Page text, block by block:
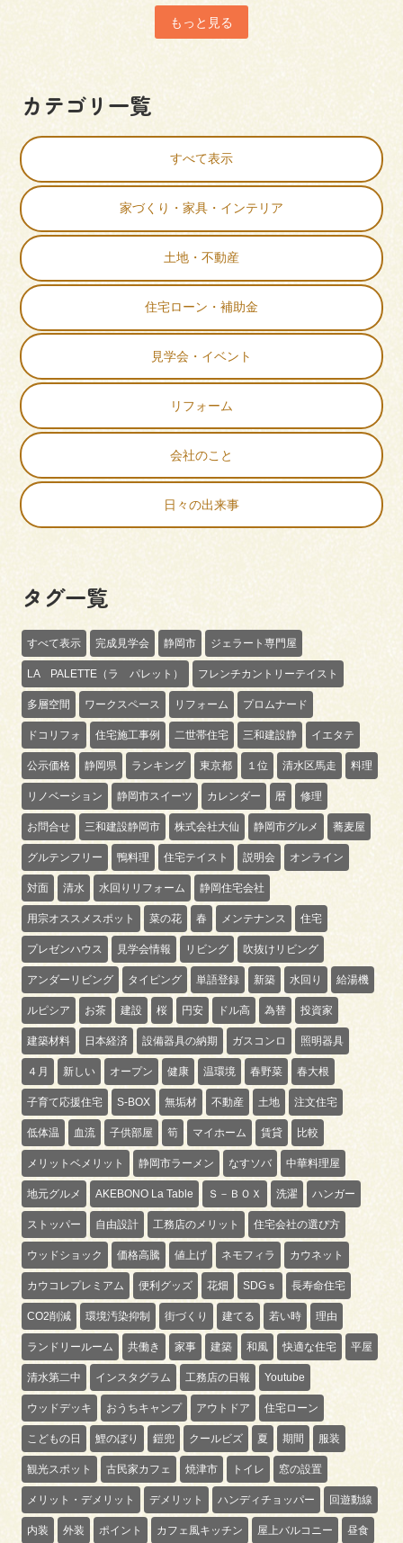
もっと見る
カテゴリ一覧
すべて表示
家づくり・家具・インテリア
土地・不動産
住宅ローン・補助金
見学会・イベント
リフォーム
会社のこと
日々の出来事
タグ一覧
すべて表示 完成見学会 静岡市 ジェラート専門屋
LA PALETTE（ラ パレット） フレンチカントリーテイスト
多層空間 ワークスペース リフォーム プロムナード
ドコリフォ 住宅施工事例 二世帯住宅 三和建設静 イエタテ
公示価格 静岡県 ランキング 東京都 １位 清水区馬走 料理
リノベーション 静岡市スイーツ カレンダー 暦 修理
お問合せ 三和建設静岡市 株式会社大仙 静岡市グルメ 蕎麦屋
グルテンフリー 鴨料理 住宅テイスト 説明会 オンライン
対面 清水 水回りリフォーム 静岡住宅会社
用宗オススメスポット 菜の花 春 メンテナンス 住宅
プレゼンハウス 見学会情報 リビング 吹抜けリビング
アンダーリビング タイピング 単語登録 新築 水回り 給湯機
ルピシア お茶 建設 桜 円安 ドル高 為替 投資家
建築材料 日本経済 設備器具の納期 ガスコンロ 照明器具
４月 新しい オープン 健康 温環境 春野菜 春大根
子育て応援住宅 S-BOX 無垢材 不動産 土地 注文住宅
低体温 血流 子供部屋 筍 マイホーム 賃貸 比較
メリットベメリット 静岡市ラーメン なすソバ 中華料理屋
地元グルメ AKEBONO La Table Ｓ－ＢＯＸ 洗濯 ハンガー
ストッパー 自由設計 工務店のメリット 住宅会社の選び方
ウッドショック 価格高騰 値上げ ネモフィラ カウネット
カウコレプレミアム 便利グッズ 花畑 SDGｓ 長寿命住宅
CO2削減 環境汚染抑制 街づくり 建てる 若い時 理由
ランドリールーム 共働き 家事 建築 和風 快適な住宅 平屋
清水第二中 インスタグラム 工務店の日報 Youtube
ウッドデッキ おうちキャンプ アウトドア 住宅ローン
こどもの日 鯉のぼり 鎧兜 クールビズ 夏 期間 服装
観光スポット 古民家カフェ 焼津市 トイレ 窓の設置
メリット・デメリット デメリット ハンディチョッパー 回遊動線
内装 外装 ポイント カフェ風キッチン 屋上バルコニー 昼食